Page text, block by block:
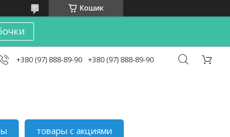
Кошик
+380 (97) 888-89-90 +380 (97) 888-89-90
товары с акциями